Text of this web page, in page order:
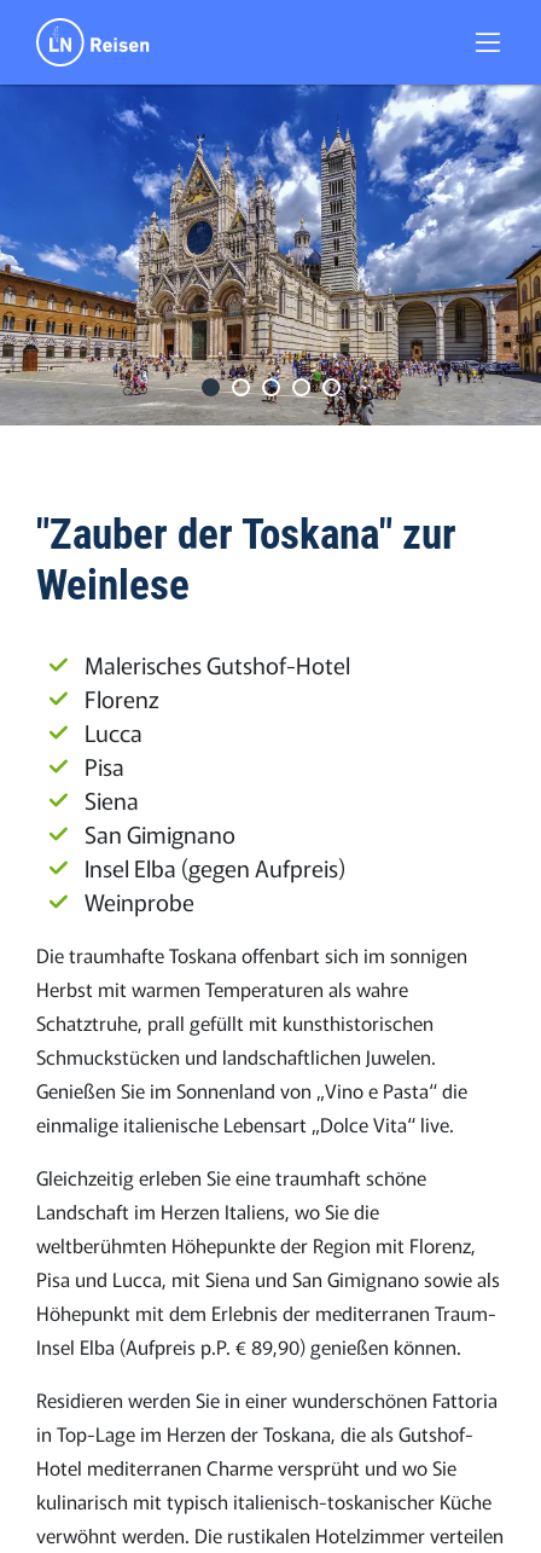
"Zauber der Toskana" zur
Weinlese
Malerisches Gutshof-Hotel
Florenz
Lucca
Pisa
Siena
San Gimignano
Insel Elba (gegen Aufpreis)
Weinprobe
Die traumhafte Toskana offenbart sich im sonnigen
Herbst mit warmen Temperaturen als wahre
Schatztruhe, prall gefüllt mit kunsthistorischen
Schmuckstücken und landschaftlichen Juwelen.
Genießen Sie im Sonnenland von „Vino e Pasta“ die
einmalige italienische Lebensart „Dolce Vita“ live.
Gleichzeitig erleben Sie eine traumhaft schöne
Landschaft im Herzen Italiens, wo Sie die
weltberühmten Höhepunkte der Region mit Florenz,
Pisa und Lucca, mit Siena und San Gimignano sowie als
Höhepunkt mit dem Erlebnis der mediterranen Traum-
Insel Elba (Aufpreis p.P. € 89,90) genießen können.
Residieren werden Sie in einer wunderschönen Fattoria
in Top-Lage im Herzen der Toskana, die als Gutshof-
Hotel mediterranen Charme versprüht und wo Sie
kulinarisch mit typisch italienisch-toskanischer Küche
verwöhnt werden. Die rustikalen Hotelzimmer verteilen